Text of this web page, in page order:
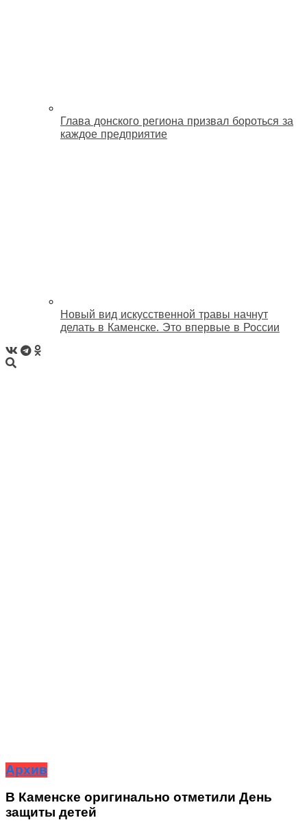
Глава донского региона призвал бороться за
каждое предприятие
Новый вид искусственной травы начнут
делать в Каменске. Это впервые в России
Архив
В Каменске оригинально отметили День
защиты детей